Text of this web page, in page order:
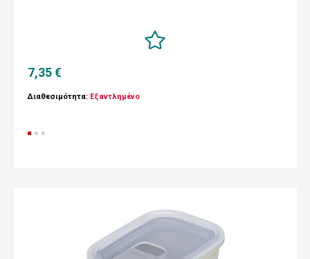
7,35 €
Διαθεσιμότητα: Εξαντλημένο